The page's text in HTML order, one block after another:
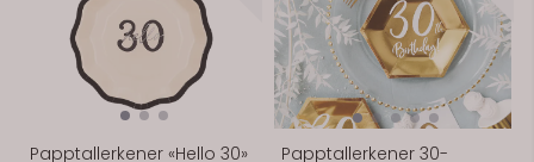
Papptallerkener «Hello 30»
Papptallerkener 30-